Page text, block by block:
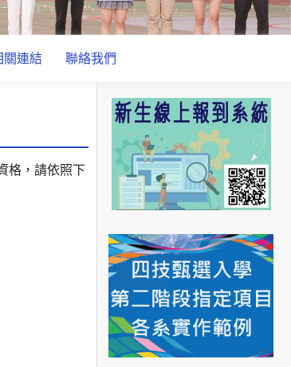
關連結 聯絡我們
格，請依照下